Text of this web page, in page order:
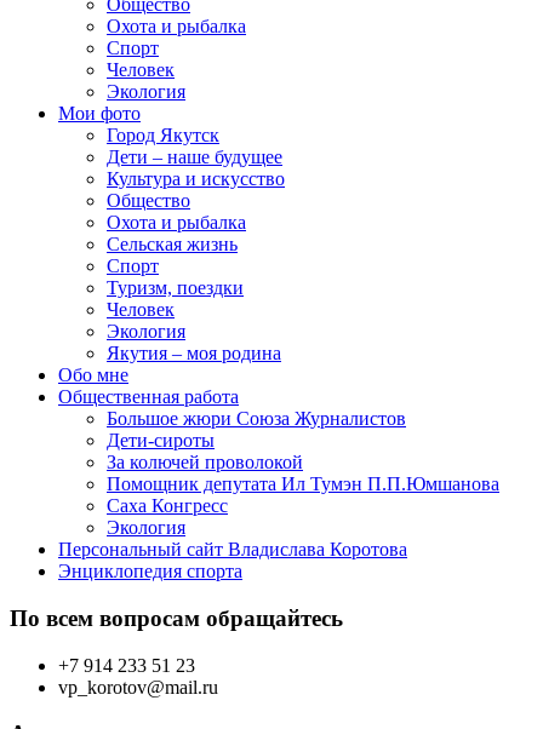
Общество
Охота и рыбалка
Спорт
Человек
Экология
Мои фото
Город Якутск
Дети – наше будущее
Культура и искусство
Общество
Охота и рыбалка
Сельская жизнь
Спорт
Туризм, поездки
Человек
Экология
Якутия – моя родина
Обо мне
Общественная работа
Большое жюри Союза Журналистов
Дети-сироты
За колючей проволокой
Помощник депутата Ил Тумэн П.П.Юмшанова
Саха Конгресс
Экология
Персональный сайт Владислава Коротова
Энциклопедия спорта
По всем вопросам обращайтесь
+7 914 233 51 23
vp_korotov@mail.ru